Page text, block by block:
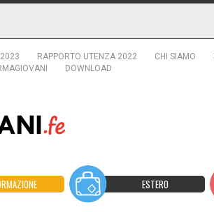
RAPPORTO UTENZA 2022 CHI SIAMO
DOWNLOAD
ESTERO